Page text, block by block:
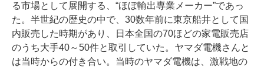
る市場として展開する、“ほぼ輸出専業メーカー”であっ
た。半世紀の歴史の中で、30数年前に東京船井として国
内販売した時期があり、日本全国の70ほどの家電販売店
のうち大手40～50件と取引していた。ヤマダ電機さんと
は当時からの付き合い。当時のヤマダ電機は、激戦地の